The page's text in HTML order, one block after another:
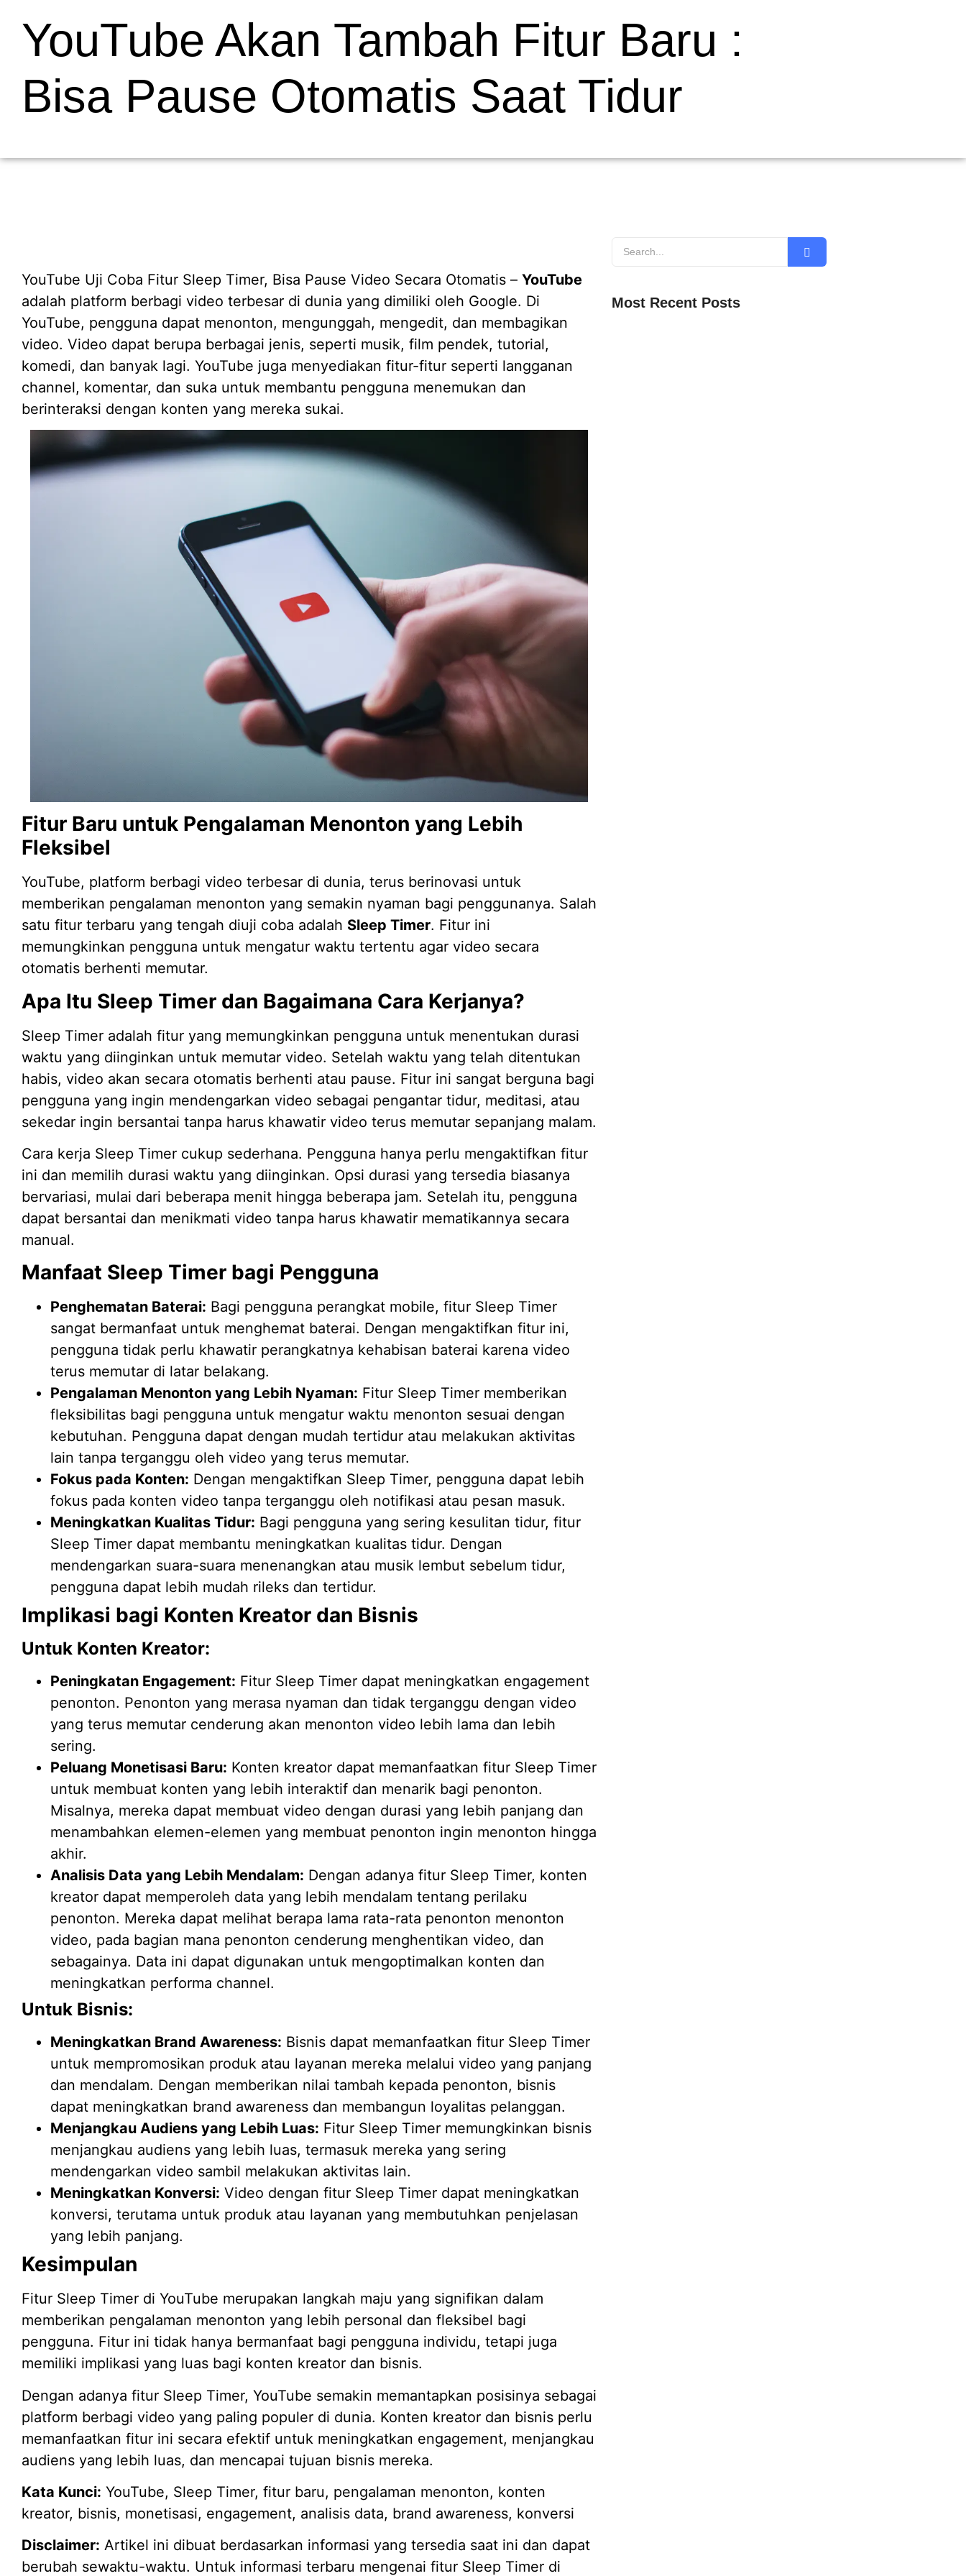
YouTube Akan Tambah Fitur Baru :
Bisa Pause Otomatis Saat Tidur
YouTube Uji Coba Fitur Sleep Timer, Bisa Pause Video Secara Otomatis – YouTube
adalah platform berbagi video terbesar di dunia yang dimiliki oleh Google. Di
YouTube, pengguna dapat menonton, mengunggah, mengedit, dan membagikan
video. Video dapat berupa berbagai jenis, seperti musik, film pendek, tutorial,
komedi, dan banyak lagi. YouTube juga menyediakan fitur-fitur seperti langganan
channel, komentar, dan suka untuk membantu pengguna menemukan dan
berinteraksi dengan konten yang mereka sukai.
Fitur Baru untuk Pengalaman Menonton yang Lebih
Fleksibel
YouTube, platform berbagi video terbesar di dunia, terus berinovasi untuk
memberikan pengalaman menonton yang semakin nyaman bagi penggunanya. Salah
satu fitur terbaru yang tengah diuji coba adalah Sleep Timer. Fitur ini
memungkinkan pengguna untuk mengatur waktu tertentu agar video secara
otomatis berhenti memutar.
Apa Itu Sleep Timer dan Bagaimana Cara Kerjanya?
Sleep Timer adalah fitur yang memungkinkan pengguna untuk menentukan durasi
waktu yang diinginkan untuk memutar video. Setelah waktu yang telah ditentukan
habis, video akan secara otomatis berhenti atau pause. Fitur ini sangat berguna bagi
pengguna yang ingin mendengarkan video sebagai pengantar tidur, meditasi, atau
sekedar ingin bersantai tanpa harus khawatir video terus memutar sepanjang malam.
Cara kerja Sleep Timer cukup sederhana. Pengguna hanya perlu mengaktifkan fitur
ini dan memilih durasi waktu yang diinginkan. Opsi durasi yang tersedia biasanya
bervariasi, mulai dari beberapa menit hingga beberapa jam. Setelah itu, pengguna
dapat bersantai dan menikmati video tanpa harus khawatir mematikannya secara
manual.
Manfaat Sleep Timer bagi Pengguna
Penghematan Baterai: Bagi pengguna perangkat mobile, fitur Sleep Timer
sangat bermanfaat untuk menghemat baterai. Dengan mengaktifkan fitur ini,
pengguna tidak perlu khawatir perangkatnya kehabisan baterai karena video
terus memutar di latar belakang.
Pengalaman Menonton yang Lebih Nyaman: Fitur Sleep Timer memberikan
fleksibilitas bagi pengguna untuk mengatur waktu menonton sesuai dengan
kebutuhan. Pengguna dapat dengan mudah tertidur atau melakukan aktivitas
lain tanpa terganggu oleh video yang terus memutar.
Fokus pada Konten: Dengan mengaktifkan Sleep Timer, pengguna dapat lebih
fokus pada konten video tanpa terganggu oleh notifikasi atau pesan masuk.
Meningkatkan Kualitas Tidur: Bagi pengguna yang sering kesulitan tidur, fitur
Sleep Timer dapat membantu meningkatkan kualitas tidur. Dengan
mendengarkan suara-suara menenangkan atau musik lembut sebelum tidur,
pengguna dapat lebih mudah rileks dan tertidur.
Implikasi bagi Konten Kreator dan Bisnis
Untuk Konten Kreator:
Peningkatan Engagement: Fitur Sleep Timer dapat meningkatkan engagement
penonton. Penonton yang merasa nyaman dan tidak terganggu dengan video
yang terus memutar cenderung akan menonton video lebih lama dan lebih
sering.
Peluang Monetisasi Baru: Konten kreator dapat memanfaatkan fitur Sleep Timer
untuk membuat konten yang lebih interaktif dan menarik bagi penonton.
Misalnya, mereka dapat membuat video dengan durasi yang lebih panjang dan
menambahkan elemen-elemen yang membuat penonton ingin menonton hingga
akhir.
Analisis Data yang Lebih Mendalam: Dengan adanya fitur Sleep Timer, konten
kreator dapat memperoleh data yang lebih mendalam tentang perilaku
penonton. Mereka dapat melihat berapa lama rata-rata penonton menonton
video, pada bagian mana penonton cenderung menghentikan video, dan
sebagainya. Data ini dapat digunakan untuk mengoptimalkan konten dan
meningkatkan performa channel.
Untuk Bisnis:
Meningkatkan Brand Awareness: Bisnis dapat memanfaatkan fitur Sleep Timer
untuk mempromosikan produk atau layanan mereka melalui video yang panjang
dan mendalam. Dengan memberikan nilai tambah kepada penonton, bisnis
dapat meningkatkan brand awareness dan membangun loyalitas pelanggan.
Menjangkau Audiens yang Lebih Luas: Fitur Sleep Timer memungkinkan bisnis
menjangkau audiens yang lebih luas, termasuk mereka yang sering
mendengarkan video sambil melakukan aktivitas lain.
Meningkatkan Konversi: Video dengan fitur Sleep Timer dapat meningkatkan
konversi, terutama untuk produk atau layanan yang membutuhkan penjelasan
yang lebih panjang.
Kesimpulan
Fitur Sleep Timer di YouTube merupakan langkah maju yang signifikan dalam
memberikan pengalaman menonton yang lebih personal dan fleksibel bagi
pengguna. Fitur ini tidak hanya bermanfaat bagi pengguna individu, tetapi juga
memiliki implikasi yang luas bagi konten kreator dan bisnis.
Dengan adanya fitur Sleep Timer, YouTube semakin memantapkan posisinya sebagai
platform berbagi video yang paling populer di dunia. Konten kreator dan bisnis perlu
memanfaatkan fitur ini secara efektif untuk meningkatkan engagement, menjangkau
audiens yang lebih luas, dan mencapai tujuan bisnis mereka.
Kata Kunci: YouTube, Sleep Timer, fitur baru, pengalaman menonton, konten
kreator, bisnis, monetisasi, engagement, analisis data, brand awareness, konversi
Disclaimer: Artikel ini dibuat berdasarkan informasi yang tersedia saat ini dan dapat
berubah sewaktu-waktu. Untuk informasi terbaru mengenai fitur Sleep Timer di
Most Recent Posts